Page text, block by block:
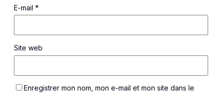
E-mail *
Site web
Enregistrer mon nom, mon e-mail et mon site dans le